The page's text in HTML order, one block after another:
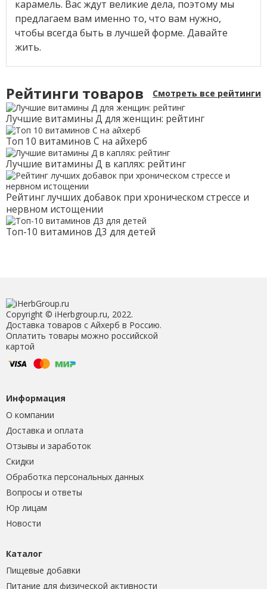
карамель. Вас ждут великие дела, поэтому мы
предлагаем вам именно то, что вам нужно,
чтобы всегда быть в лучшей форме. Давайте
жить.
Рейтинги товаров Смотреть все рейтинги
Лучшие витамины Д для женщин: рейтинг
Топ 10 витаминов С на айхерб
Лучшие витамины Д в каплях: рейтинг
Рейтинг лучших добавок при хроническом стрессе и
нервном истощении
Топ-10 витаминов Д3 для детей
Copyright © iHerbgroup.ru, 2022.
Доставка товаров с Айхерб в Россию.
Оплатить товары можно российской
картой
Информация
О компании
Доставка и оплата
Отзывы и заработок
Скидки
Обработка персональных данных
Вопросы и ответы
Юр лицам
Новости
Каталог
Пищевые добавки
Питание для физической активности